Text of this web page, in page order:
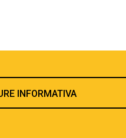
INFORMATIVA